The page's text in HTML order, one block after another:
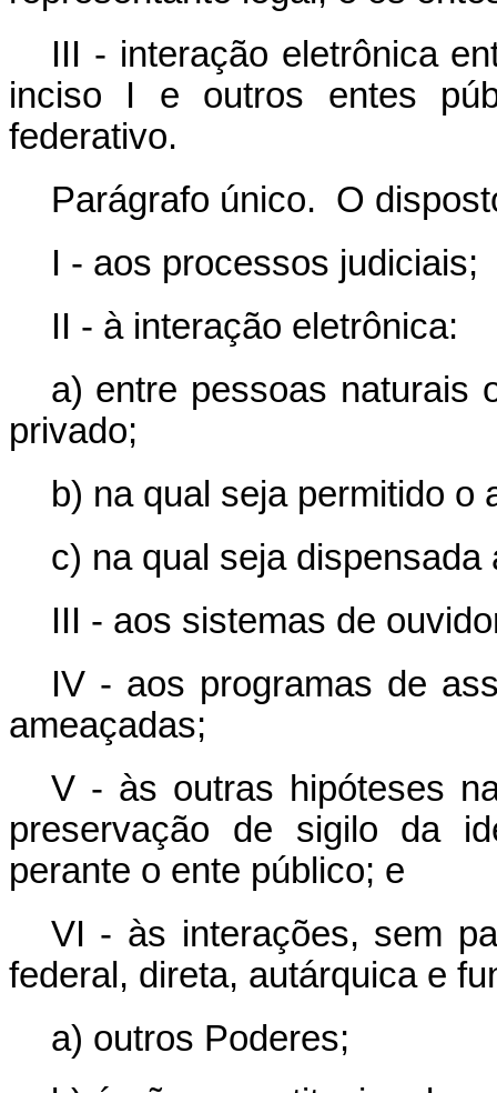
III - interação eletrônica
inciso I e outros entes
federativo.
Parágrafo único. O
I - aos processos judiciais;
II - à interação eletrônica:
a) entre pessoas naturais
privado;
b) na qual seja permitido o
c) na qual seja
III - aos sistemas de
IV - aos programas de
ameaçadas;
V - às outras hipóteses
preservação de sigilo da
perante o ente público; e
VI - às interações, sem
federal, direta, autárquica e
a) outros Poderes;